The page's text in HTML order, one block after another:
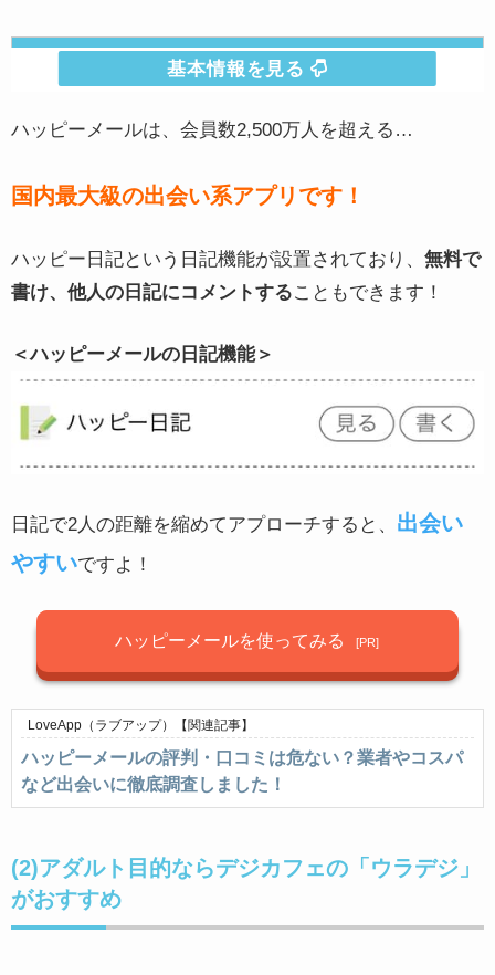
ハッピーメール 基本情報
会員数 2,500万人
料金 無料
Facebook連携 なし
GPS
LINE交換 あり
料金形態 ポイント制
対応機種
ハッピーメールは、会員数2,500万人を超える…
国内最大級の出会い系アプリです！
ハッピー日記という日記機能が設置されており、 無料で
書け、他人の日記にコメントすることもできます！
＜ハッピーメールの日記機能＞
日記で2人の距離を縮めてアプローチすると、 出会い
やすいですよ！
ハッピーメールを使ってみる
LoveApp（ラブアップ） 【関連記事】
ハッピーメールの評判・口コミは危ない？業者やコスパ
など出会いに徹底調査しました！
(2)アダルト目的ならデジカフェの「ウラデジ」
がおすすめ